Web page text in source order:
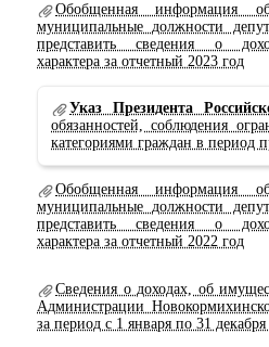
Обобщенная информация
муниципальные должности
представить сведения о
характера за отчетный 2023 год
Указ Президента
обязанностей, соблюдения
категориями граждан в период
Обобщенная информация
муниципальные должности
представить сведения о
характера за отчетный 2022 год
Сведения о доходах, об
Администрации
за период с 1 января по 31